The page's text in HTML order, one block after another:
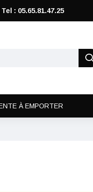
: 05.65.81.47.25
À EMPORTER